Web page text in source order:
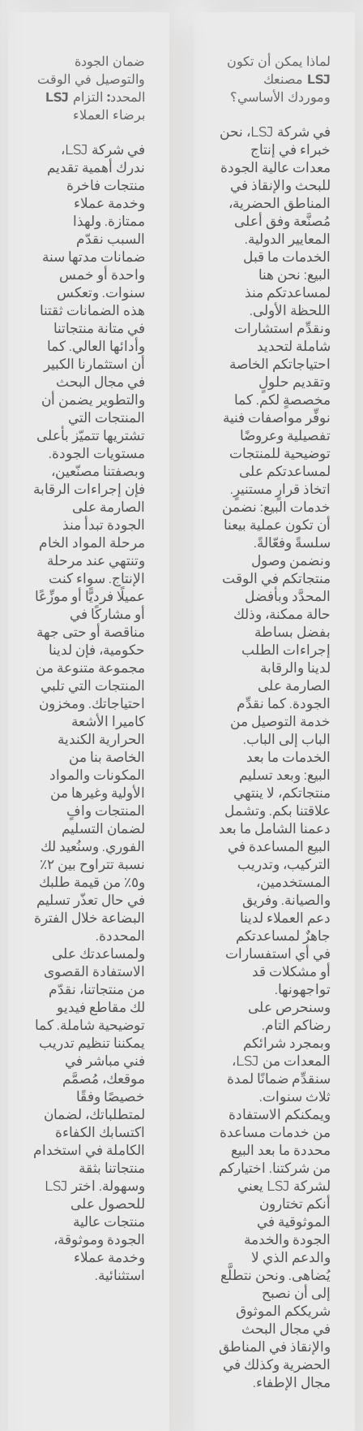
لماذا يمكن أن تكون
LSJ مصنعك
وموردك الأساسي؟
في شركة LSJ، نحن
خبراء في إنتاج
معدات عالية الجودة
للبحث والإنقاذ في
المناطق الحضرية،
مُصنَّعة وفق أعلى
المعايير الدولية.
الخدمات ما قبل
البيع: نحن هنا
لمساعدتكم منذ
اللحظة الأولى.
ونقدِّم استشارات
شاملة لتحديد
احتياجاتكم الخاصة
وتقديم حلولٍ
مخصصةٍ لكم. كما
نوفِّر مواصفات فنية
تفصيلية وعروضًا
توضيحية للمنتجات
لمساعدتكم على
اتخاذ قرارٍ مستنيرٍ.
خدمات البيع: نضمن
أن تكون عملية بيعنا
سلسةً وفعّالةً.
ونضمن وصول
منتجاتكم في الوقت
المحدَّد وبأفضل
حالة ممكنة، وذلك
بفضل بساطة
إجراءات الطلب
لدينا والرقابة
الصارمة على
الجودة. كما نقدِّم
خدمة التوصيل من
الباب إلى الباب.
الخدمات ما بعد
البيع: وبعد تسليم
منتجاتكم، لا ينتهي
علاقتنا بكم. وتشمل
دعمنا الشامل ما بعد
البيع المساعدة في
التركيب، وتدريب
المستخدمين،
والصيانة. وفريق
دعم العملاء لدينا
جاهزٌ لمساعدتكم
في أي استفسارات
أو مشكلات قد
تواجهونها.
وسنحرص على
رضاكم التام.
وبمجرد شرائكم
المعدات من LSJ،
سنقدِّم ضمانًا لمدة
ثلاث سنوات.
ويمكنكم الاستفادة
من خدمات مساعدة
محددة ما بعد البيع
من شركتنا. اختياركم
لشركة LSJ يعني
أنكم تختارون
الموثوقية في
الجودة والخدمة
والدعم الذي لا
يُضاهى. ونحن نتطلَّع
إلى أن نصبح
شريككم الموثوق
في مجال البحث
والإنقاذ في المناطق
الحضرية وكذلك في
مجال الإطفاء.
ضمان الجودة
والتوصيل في الوقت
المحدد: التزام LSJ
برضاء العملاء
في شركة LSJ،
ندرك أهمية تقديم
منتجات فاخرة
وخدمة عملاء
ممتازة. ولهذا
السبب نقدّم
ضمانات مدتها سنة
واحدة أو خمس
سنوات. وتعكس
هذه الضمانات ثقتنا
في متانة منتجاتنا
وأدائها العالي. كما
أن استثمارنا الكبير
في مجال البحث
والتطوير يضمن أن
المنتجات التي
تشتريها تتميّز بأعلى
مستويات الجودة.
وبصفتنا مصنّعين،
فإن إجراءات الرقابة
الصارمة على
الجودة تبدأ منذ
مرحلة المواد الخام
وتنتهي عند مرحلة
الإنتاج. سواء كنت
عميلًا فرديًّا أو موزِّعًا
أو مشاركًا في
مناقصة أو حتى جهة
حكومية، فإن لدينا
مجموعة متنوعة من
المنتجات التي تلبي
احتياجاتك. ومخزون
كاميرا الأشعة
الحرارية الكندية
الخاصة بنا من
المكونات والمواد
الأولية وغيرها من
المنتجات وافٍ
لضمان التسليم
الفوري. وسنُعيد لك
نسبة تتراوح بين ٢٪
و٥٪ من قيمة طلبك
في حال تعذّر تسليم
البضاعة خلال الفترة
المحددة.
ولمساعدتك على
الاستفادة القصوى
من منتجاتنا، نقدّم
لك مقاطع فيديو
توضيحية شاملة. كما
يمكننا تنظيم تدريب
فني مباشر في
موقعك، مُصمَّم
خصيصًا وفقًا
لمتطلباتك، لضمان
اكتسابك الكفاءة
الكاملة في استخدام
منتجاتنا بثقة
وسهولة. اختر LSJ
للحصول على
منتجات عالية
الجودة وموثوقة،
وخدمة عملاء
استثنائية.